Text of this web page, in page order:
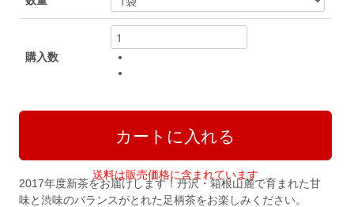
購入数
送料は販売価格に含まれています
2017年度新茶をお届けします！丹沢・箱根山麓で育まれた甘
味と渋味のバランスがとれた足柄茶をお楽しみください。